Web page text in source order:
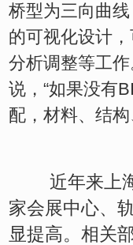
桥型为三向曲
的可视化设计
分析调整等工
说， “如果没有
配，材料、结
近年来上海
家会展中心、
显提高。相关